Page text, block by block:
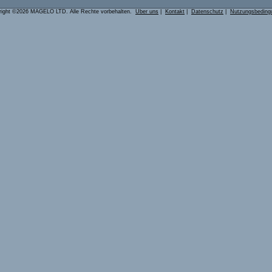
©2026 MAGELO LTD. Alle Rechte vorbehalten. Über uns Kontakt Datenschutz